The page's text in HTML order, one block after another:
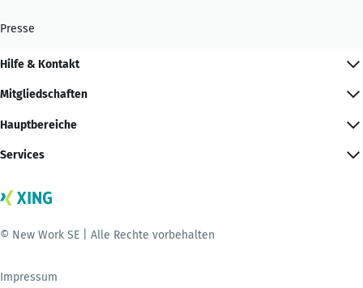
Presse
Hilfe & Kontakt
Mitgliedschaften
Hauptbereiche
Services
© New Work SE | Alle Rechte vorbehalten
Impressum